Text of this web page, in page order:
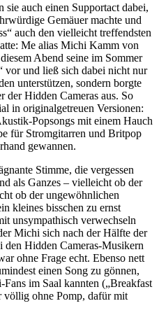
sie auch einen Supportact dabei,
Gemäuer machte und
auch den vielleicht treffendsten
Me alias Michi Kamm von
Abend seine im Sommer
vor und ließ sich dabei nicht nur
unterstützen, sondern borgte
der Hidden Cameras aus. So
in originalgetreuen Versionen:
Popsongs mit einem Hauch
für Stromgitarren und Britpop
gewannen.
Stimme, die vergessen
als Ganzes – vielleicht ob der
ob der ungewöhnlichen
kleines bisschen zu ernst
unsympathisch verwechseln
Michi sich nach der Hälfte der
den Hidden Cameras-Musikern
ohne Frage echt. Ebenso nett
einen Song zu gönnen,
im Saal kannten („Breakfast
völlig ohne Pomp, dafür mit